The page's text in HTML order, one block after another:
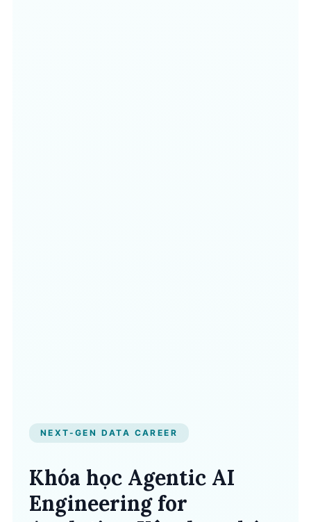
NEXT-GEN DATA CAREER
Khóa học Agentic AI
Engineering for